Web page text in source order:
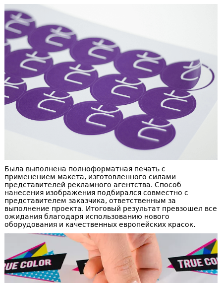
Была выполнена полноформатная печать с
применением макета, изготовленного силами
представителей рекламного агентства. Способ
нанесения изображения подбирался совместно с
представителем заказчика, ответственным за
выполнение проекта. Итоговый результат превзошел все
ожидания благодаря использованию нового
оборудования и качественных европейских красок.